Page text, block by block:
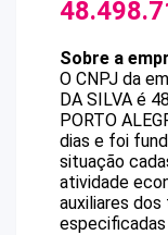
Sobre a
O CNPJ da
DA SILVA é
PORTO
dias e foi
situação
atividade
auxiliares